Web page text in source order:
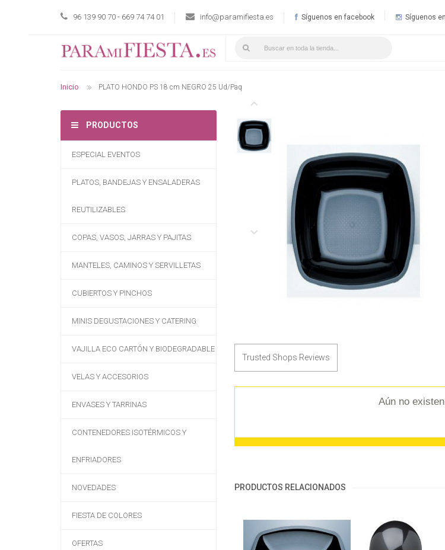
96 139 90 70 - 669 74 74 01 info@paramifiesta.es Síguenos en facebook Síguenos
Inicio PLATO HONDO PS 18 cm NEGRO 25 Ud/Paq
PRODUCTOS
ESPECIAL EVENTOS
PLATOS, BANDEJAS Y ENSALADERAS
REUTILIZABLES
COPAS, VASOS, JARRAS Y PAJITAS
MANTELES, CAMINOS Y SERVILLETAS
CUBIERTOS Y PINCHOS
MINIS DEGUSTACIONES Y CATERING
VAJILLA ECO CARTÓN Y BIODEGRADABLE
VELAS Y ACCESORIOS
ENVASES Y TARRINAS
CONTENEDORES ISOTÉRMICOS Y
ENFRIADORES
NOVEDADES
FIESTA DE COLORES
OFERTAS
Trusted Shops Reviews
Aún no
PRODUCTOS RELACIONADOS